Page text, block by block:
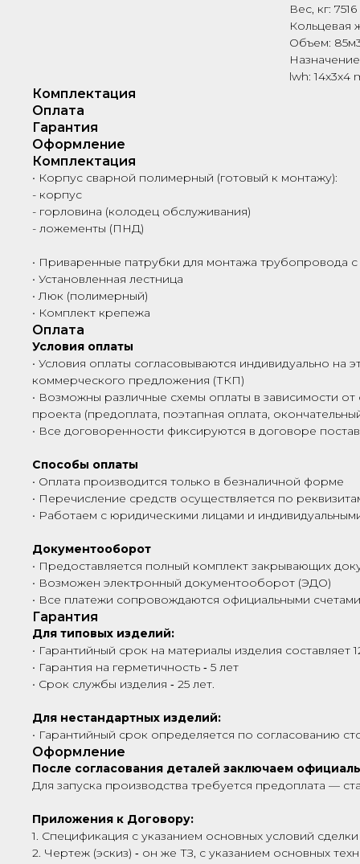
Вес, кг: 7516
Кольцевая
Объем:
lwh: 14x3x4
Комплектация
Оплата
Гарантия
Оформление
Комплектация
• Корпус сварной полимерный (готовый к монтажу):
- корпус
- горловина (колодец обслуживания)
- ложементы (ПНД)
• Приваренные патрубки для монтажа трубопровода
• Установленная лестница
• Люк (полимерный)
• Комплект крепежа
Оплата
Условия оплаты
• Условия оплаты согласовываются индивидуально на
коммерческого предложения (ТКП)
• Возможны различные схемы оплаты в зависимости от
проекта (предоплата, поэтапная оплата,
• Все договоренности фиксируются в договоре
Способы оплаты
• Оплата производится только в безналичной форме
• Перечисление средств осуществляется по
• Работаем с юридическими лицами и
Документооборот
• Предоставляется полный комплект закрывающих
• Возможен электронный документооборот (ЭДО)
• Все платежи сопровождаются официальными
Гарантия
Для типовых изделий:
• Гарантийный срок на материалы изделия составляет
• Гарантия на герметичность ‑ 5 лет
• Срок службы изделия ‑ 25 лет.
Для нестандартных изделий:
• Гарантийный срок определяется по согласованию
Оформление
После согласования деталей заключаем
Для запуска производства требуется предоплата —
Приложения к Договору:
1. Спецификация с указанием основных условий
2. Чертеж (эскиз) ‑ он же ТЗ, с указанием основных